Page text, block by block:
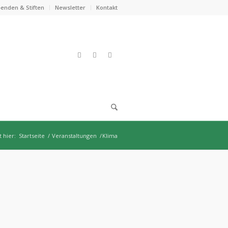
& Stiften Newsletter Kontakt
hier: Startseite / Veranstaltungen /Klima